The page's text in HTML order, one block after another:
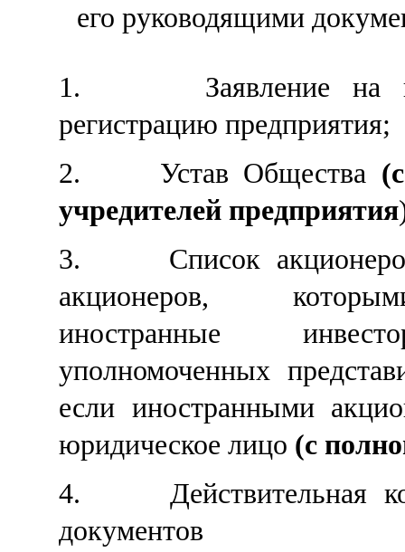
его руководящими
1.
Заявление на
регистрацию предприятия;
2.
Устав Общества
учредителей предприятия
3.
Список
акционеров,
иностранные
уполномоченных
если иностранными
юридическое лицо (с
4.
Действительная
документов